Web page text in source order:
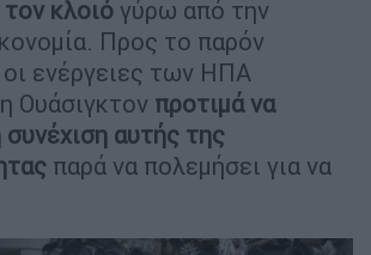
κλοιό γύρω από την
Προς το παρόν
οι ενέργειες των ΗΠΑ
Ουάσιγκτον προτιμά να
αυτής της
παρά να πολεμήσει για να